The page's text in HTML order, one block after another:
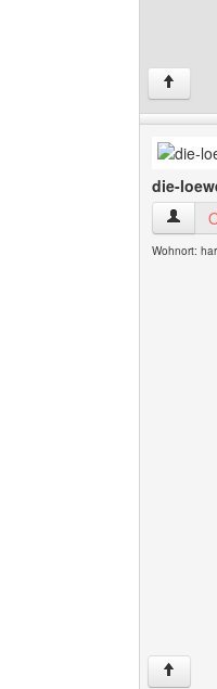
↑
die-
die-
Wohnort:
↑